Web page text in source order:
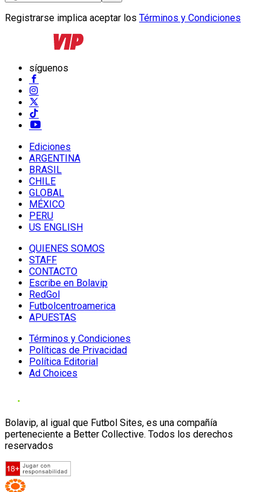
Registrarse implica aceptar los Términos y Condiciones
síguenos
Ediciones
ARGENTINA
BRASIL
CHILE
GLOBAL
MÉXICO
PERU
US ENGLISH
QUIENES SOMOS
STAFF
CONTACTO
Escribe en Bolavip
RedGol
Futbolcentroamerica
APUESTAS
Términos y Condiciones
Políticas de Privacidad
Política Editorial
Ad Choices
Bolavip, al igual que Futbol Sites, es una compañía
perteneciente a Better Collective. Todos los derechos
reservados